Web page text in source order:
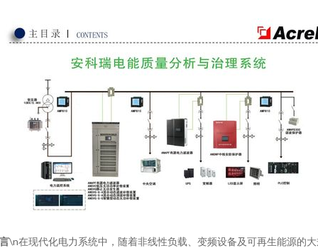
\n在现代化电力系统中，随着非线性负载、变频设备及可再生能源的